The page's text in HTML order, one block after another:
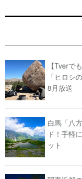
【Tverで
「ヒロシ
8月放送
白馬「八
ド！手軽
ット